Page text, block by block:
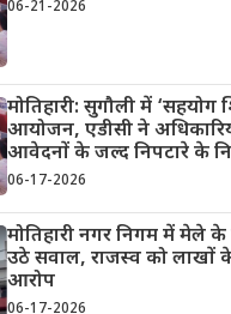
06-21-2026
मोतिहारी: सुगौली में ‘सहयोग
आयोजन, एडीसी ने
आवेदनों के जल्द निपटारे के
06-17-2026
मोतिहारी नगर निगम में मेले
उठे सवाल, राजस्व को लाखों
आरोप
06-17-2026